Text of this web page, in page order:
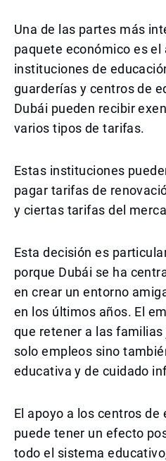
Una de las partes más
paquete económico es el
instituciones de
guarderías y centros de
Dubái pueden recibir
varios tipos de tarifas.
Estas instituciones
pagar tarifas de
y ciertas tarifas del
Esta decisión es
porque Dubái se ha
en crear un entorno
en los últimos años. El
que retener a las
solo empleos sino
educativa y de cuidado
El apoyo a los centros de
puede tener un efecto
todo el sistema